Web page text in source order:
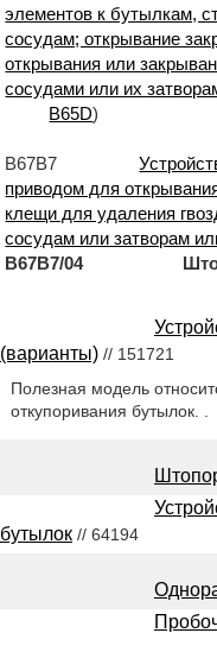
элементов к бутылкам,
сосудам; открывание
открывания или
сосудами или их
B65D)
B67B7
приводом для
клещи для удаления
сосудам или затворам
B67B7/04
(варианты) // 151721
Полезная модель
откупоривания бутылок. .
бутылок // 64194